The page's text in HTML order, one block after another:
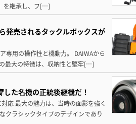
を継承し、フ[…]
発売されるタックルボックスが
専用の操作性と機動力。 DAIWAから
最大の特徴は、収納性と堅牢[…]
た名機の正統後継機だ！
応 最大の魅力は、当時の面影を強く
クラシックタイプのデザインであり